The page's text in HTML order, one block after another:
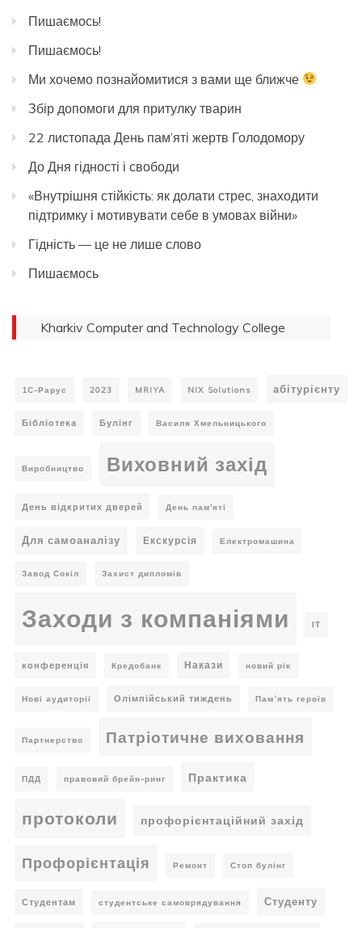
Пишаємось!
Пишаємось!
Ми хочемо познайомитися з вами ще ближче
Збір допомоги для притулку тварин
22 листопада День пам’яті жертв Голодомору
До Дня гідності і свободи
«Внутрішня стійкість: як долати стрес, знаходити
підтримку і мотивувати себе в умовах війни»
Гідність — це не лише слово
Пишаємось
Kharkiv Computer and Technology College
1С-Рарус 2023 MRIYA NIX Solutions абітурієнту
Бібліотека Булінг Василя Хмельницького
Виробництво Виховний захід
День відкритих дверей День пам'яті
Для самоаналізу Екскурсія Електромашина
Завод Сокіл Захист дипломів
Заходи з компаніями ІТ
конференція Кредобанк Накази новий рік
Нові аудиторії Олімпійський тиждень Пам’ять героїв
Партнерство Патріотичне виховання
ПДД правовий брейн-ринг Практика
протоколи профорієнтаційний захід
Профорієнтація Ремонт Стоп булінг
Студентам студентське самоврядування Студенту